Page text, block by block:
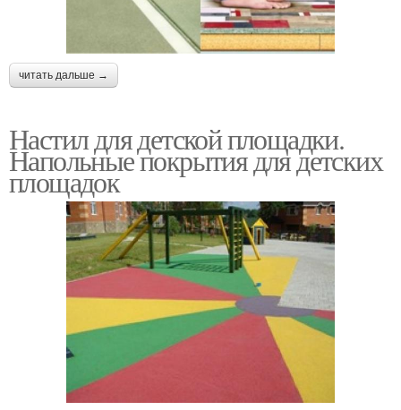
читать дальше →
Настил для детской площадки.
Напольные покрытия для детских
площадок